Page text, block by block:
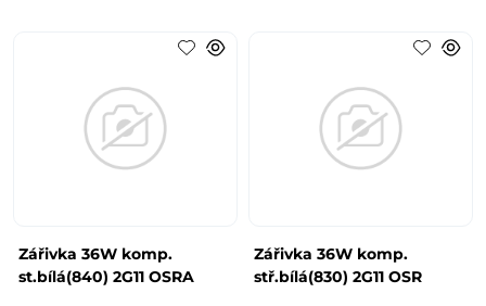
Zářivka 36W komp.
st.bílá(840) 2G11 OSRA
Zářivka 36W komp.
stř.bílá(830) 2G11 OSR